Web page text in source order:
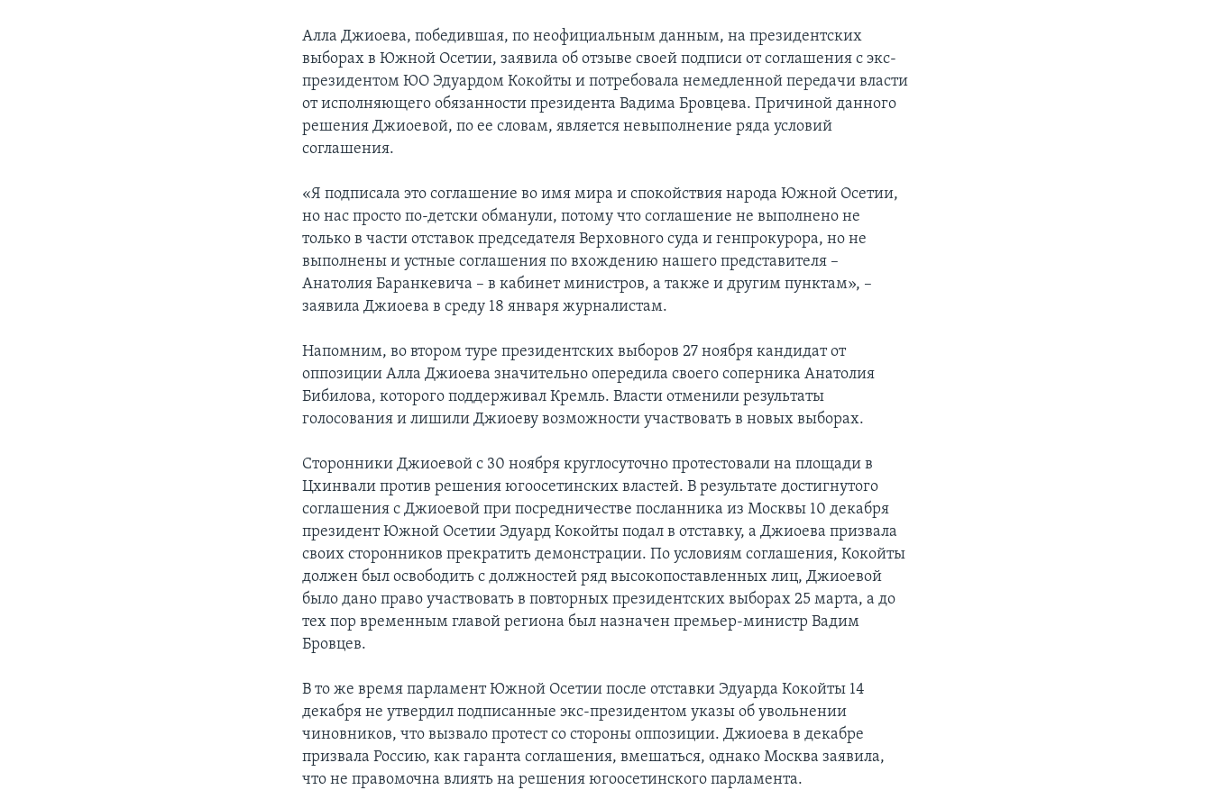
Алла Джиоева, победившая, по неофициальным данным, на президентских
выборах в Южной Осетии, заявила об отзыве своей подписи от соглашения с экс-
президентом ЮО Эдуардом Кокойты и потребовала немедленной передачи власти
от исполняющего обязанности президента Вадима Бровцева. Причиной данного
решения Джиоевой, по ее словам, является невыполнение ряда условий
соглашения.
«Я подписала это соглашение во имя мира и спокойствия народа Южной Осетии,
но нас просто по-детски обманули, потому что соглашение не выполнено не
только в части отставок председателя Верховного суда и генпрокурора, но не
выполнены и устные соглашения по вхождению нашего представителя –
Анатолия Баранкевича – в кабинет министров, а также и другим пунктам», –
заявила Джиоева в среду 18 января журналистам.
Напомним, во втором туре президентских выборов 27 ноября кандидат от
оппозиции Алла Джиоева значительно опередила своего соперника Анатолия
Бибилова, которого поддерживал Кремль. Власти отменили результаты
голосования и лишили Джиоеву возможности участвовать в новых выборах.
Сторонники Джиоевой с 30 ноября круглосуточно протестовали на площади в
Цхинвали против решения югоосетинских властей. В результате достигнутого
соглашения с Джиоевой при посредничестве посланника из Москвы 10 декабря
президент Южной Осетии Эдуард Кокойты подал в отставку, а Джиоева призвала
своих сторонников прекратить демонстрации. По условиям соглашения, Кокойты
должен был освободить с должностей ряд высокопоставленных лиц, Джиоевой
было дано право участвовать в повторных президентских выборах 25 марта, а до
тех пор временным главой региона был назначен премьер-министр Вадим
Бровцев.
В то же время парламент Южной Осетии после отставки Эдуарда Кокойты 14
декабря не утвердил подписанные экс-президентом указы об увольнении
чиновников, что вызвало протест со стороны оппозиции. Джиоева в декабре
призвала Россию, как гаранта соглашения, вмешаться, однако Москва заявила,
что не правомочна влиять на решения югоосетинского парламента.